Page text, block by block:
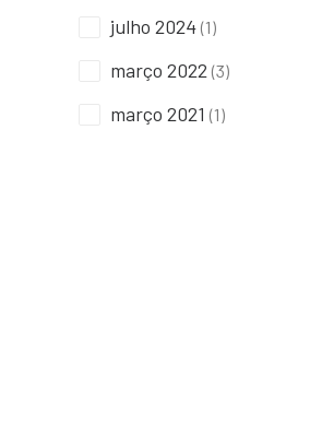
julho 2024 (1)
março 2022 (3)
março 2021 (1)